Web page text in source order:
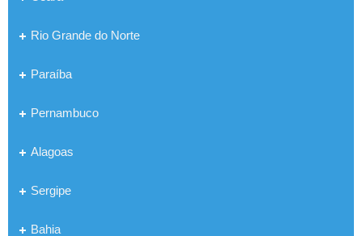
Rio Grande do Norte
Paraíba
Pernambuco
Alagoas
Sergipe
Bahia